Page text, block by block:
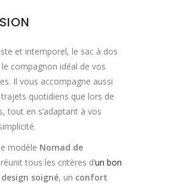
et intemporel, le sac à dos
compagnon idéal de vos
Il vous accompagne aussi
quotidiens que lors de
tout en s’adaptant à vos
modèle Nomad de
réunit tous les critères d’un bon
design soigné, un confort